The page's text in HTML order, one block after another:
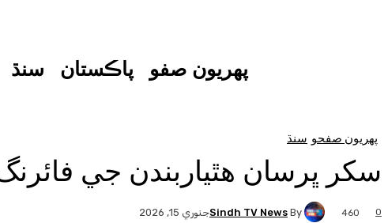
پهريون صفو پاڪستان سنڌ
پهريون صفحو سنڌ
سکر ڀرسان هٿياربندن جي
By
Sindh TV Newsجنوري 15, 2026 0
460